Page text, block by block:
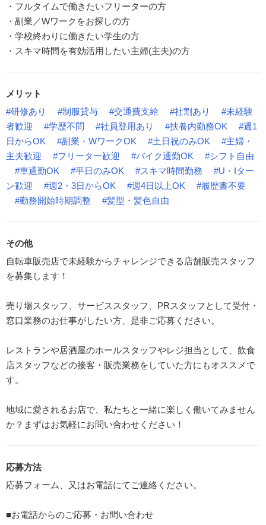
・フルタイムで働きたいフリーターの方
・副業／Wワークをお探しの方
・学校終わりに働きたい学生の方
・スキマ時間を有効活用したい主婦(主夫)の方
メリット
#研修あり
#制服貸与 #交通費支給 #社割あり
#未経験
者歓迎
#学歴不問 #社員登用あり #扶養内勤務OK
#週1
日からOK
#副業・WワークOK #土日祝のみOK
#主婦・
主夫歓迎
#フリーター歓迎 #バイク通勤OK
#シフト自由
#車通勤OK
#平日のみOK #スキマ時間勤務
#U・Iター
ン歓迎
#週2・3日からOK #週4日以上OK
#履歴書不要
#勤務開始時期調整
#髪型・髪色自由
その他
自転車販売店で未経験からチャレンジできる店舗販売スタッフ
を募集します！
売り場スタッフ、サービススタッフ、PRスタッフとして受付・
窓口業務のお仕事がしたい方、是非ご応募ください。
レストランや居酒屋のホールスタッフやレジ担当として、飲食
店スタッフなどの接客・販売業務をしていた方にもオススメで
す。
地域に愛されるお店で、私たちと一緒に楽しく働いてみません
か？まずはお気軽にお問い合わせください！
応募方法
応募フォーム、又はお電話にてご連絡ください。
■お電話からのご応募・お問い合わせ